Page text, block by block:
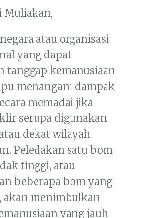
Muliakan,
atau organisasi
yang dapat
tanggap kemanusiaan
menangani dampak
memadai jika
serupa digunakan
dekat wilayah
Peledakan satu bom
tinggi, atau
beberapa bom yang
akan menimbulkan
yang jauh